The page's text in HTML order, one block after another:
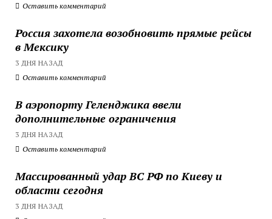
Оставить комментарий
Россия захотела возобновить прямые рейсы
в Мексику
3 ДНЯ НАЗАД
Оставить комментарий
В аэропорту Геленджика ввели
дополнительные ограничения
3 ДНЯ НАЗАД
Оставить комментарий
Массированный удар ВС РФ по Киеву и
области сегодня
3 ДНЯ НАЗАД